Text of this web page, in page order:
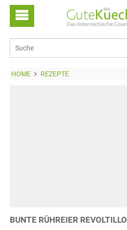
HOME REZEPTE
BUNTE RÜHREIER REVOLTILLO